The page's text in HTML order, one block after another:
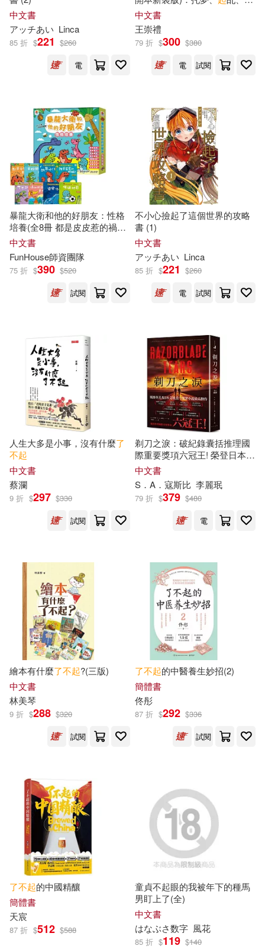
(美)菲茨杰拉德(2)
(英)利茲·皮瓊(2)
佟彤(2) 侯虹斌(2)
優揚傳媒(2)
劉瑮(2)
周汝雁，張海君，君閱動漫(2)
張少華(2)
新新世紀(2) 朱雀為夏(2)
李牧雨(2)
林美琴(2)
格十三(2) 楊茗茗(2)
王若平(2) 王虹，章小龍(2)
畢小朋(2)
童趣出版有限公司(2)
胡其山(2) 腦洞老爸(2)
英國DK公司(2)
蔡瀾(2)
許秋漢（主編）(2) 鍾小白(2)
雲曉(2)
（加）阿什莉·斯拜爾(2)
（德）雅麗珊德拉·里國斯(2)
天津人民出版社(6) 尖端(6)
湖南科學技術出版社(6)
航空工業出版社(6)
中國水利水電出版社(5)
北方婦女兒童出版社(5)
印刷工業出版社(5)
台海出版社(5)
吉林科學技術出版社(5)
安徽少年兒童出版社(5)
廣西師範大學出版社(5)
民主與建設出版社(5)
長江少年兒童出版社(5)
中國婦女出版社(4)
中國計量出版社(4)
中國鐵道出版社(4)
北京少年兒童出版社(4)
北京理工大學出版社(4)
外語教學與研究出版社(4)
廣東旅遊出版社(4)
新世界出版社(4)
春天出版社(4)
中文書
アッチあい Linca
85 折 $221 $260
電
筊、抽籤詩，搞懂神明4大天
機，人生沒有解決不了的難題
中文書
王崇禮
79 折 $300 $380
電
試閱
暴龍大衛和他的好朋友：性格
培養(全8冊 都是皮皮惹的禍：
學會誠實+
獨立+安安，別怕!：學會勇敢
+山的那邊是什麼?：勇於探索
+誰是蛋蛋的媽媽?：培養責任
感+候補球員：學會堅持+跳舞
吧!大衛：培養自信+最好聽的
中文書
FunHouse師資團隊
75 折 $390 $520
試閱
不小心撿起了這個世界的攻略
書 (1)
中文書
アッチあい Linca
85 折 $221 $260
電
試閱
人生大多是小事，沒有什麼了
不起
中文書
蔡瀾
9 折 $297 $330
試閱
剃刀之淚：破紀錄囊括推理國
際重要獎項六冠王! 榮登日本這
本推理
中文書
S．A．寇斯比 李麗珉
79 折 $379 $480
電
繪本有什麼了不起?(三版)
中文書
林美琴
9 折 $288 $320
試閱
了不起的中醫養生妙招(2)
簡體書
佟彤
87 折 $292 $336
試閱
了不起的中國精釀
簡體書
天宸
87 折 $512 $588
童貞不起眼的我被年下的種馬
男盯上了(全)
中文書
はなぶさ数字 風花
85 折 $119 $140